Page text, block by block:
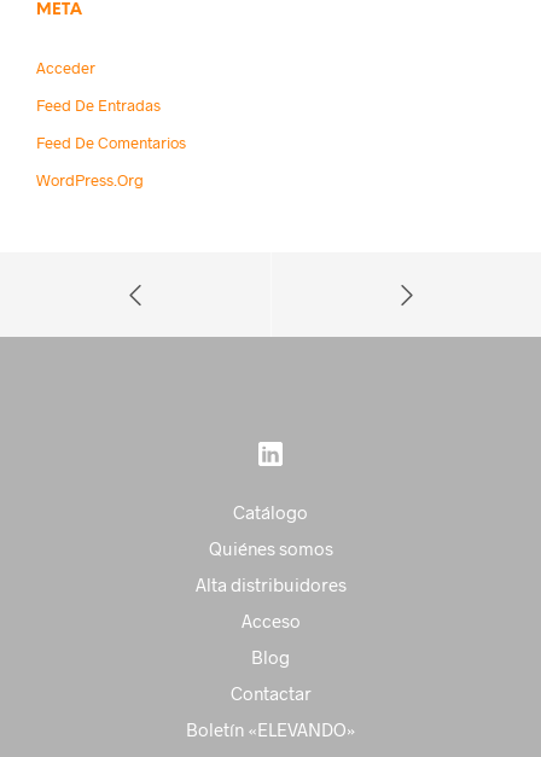
META
Acceder
Feed De Entradas
Feed De Comentarios
WordPress.org
Catálogo
Quiénes somos
Alta distribuidores
Acceso
Blog
Contactar
Boletín «ELEVANDO»